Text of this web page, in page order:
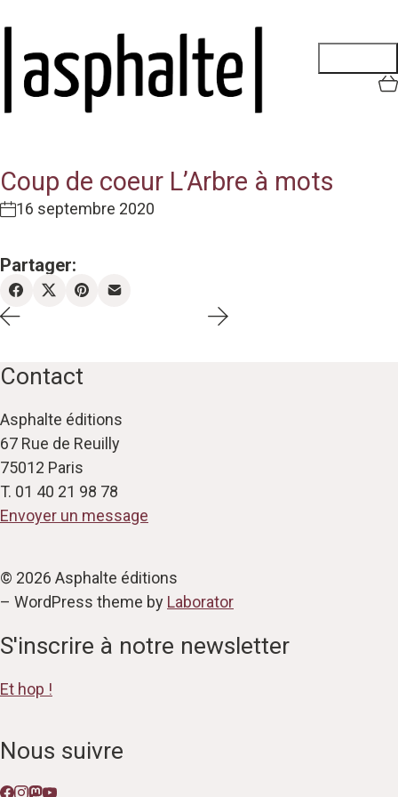
Coup de coeur L’Arbre à mots
16 septembre 2020
Partager:
Contact
Asphalte éditions
67 Rue de Reuilly
75012 Paris
T. 01 40 21 98 78
Envoyer un message
© 2026 Asphalte éditions
– WordPress theme by Laborator
S'inscrire à notre newsletter
Et hop !
Nous suivre